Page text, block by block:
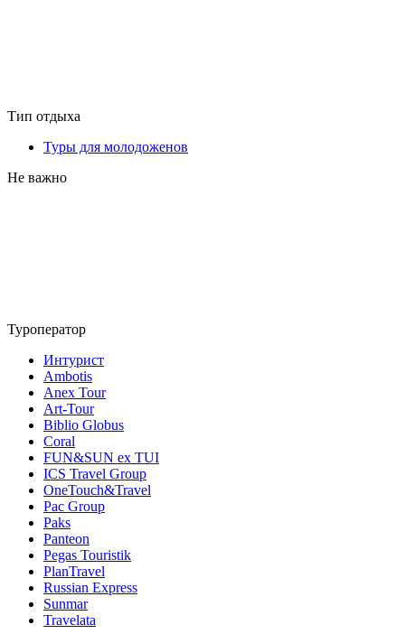
Тип отдыха
Туры для молодоженов
Не важно
Туроператор
Интурист
Ambotis
Anex Tour
Art-Tour
Biblio Globus
Coral
FUN&SUN ex TUI
ICS Travel Group
OneTouch&Travel
Pac Group
Paks
Panteon
Pegas Touristik
PlanTravel
Russian Express
Sunmar
Travelata